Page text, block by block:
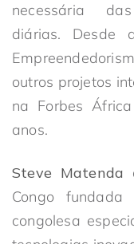
necessária
diárias. Desde
outros projetos
na Forbes
anos.
Steve Matenda
Congo fundada
congolesa